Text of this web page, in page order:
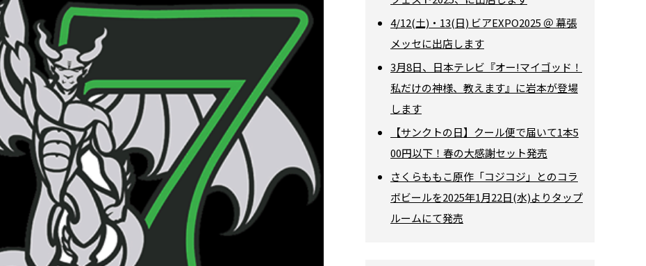
4/12(土)・13(日) ビアEXPO2025 ＠ 幕張
メッセに出店します
3月8日、日本テレビ『オー!マイゴッド！
私だけの神様、教えます』に岩本が登場
します
【サンクトの日】クール便で届いて1本5
00円以下！春の大感謝セット発売
さくらももこ原作「コジコジ」とのコラ
ボビールを2025年1月22日(水)よりタップ
ルームにて発売